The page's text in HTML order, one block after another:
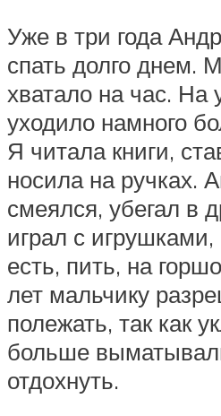
Уже в три года
спать долго днем.
хватало на час. На
уходило намного
Я читала книги,
носила на ручках.
смеялся, убегал в
играл с
есть, пить, на
лет мальчику
полежать, так как
больше
отдохнуть.